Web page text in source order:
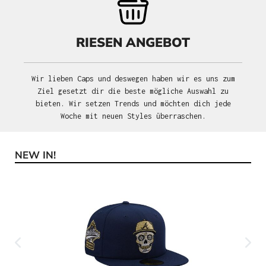
RIESEN ANGEBOT
Wir lieben Caps und deswegen haben wir es uns zum
Ziel gesetzt dir die beste mögliche Auswahl zu
bieten. Wir setzen Trends und möchten dich jede
Woche mit neuen Styles überraschen.
Produktgalerie überspringen
NEW IN!